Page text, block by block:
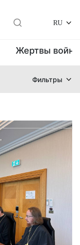
RU
Жертвы
Фильтры